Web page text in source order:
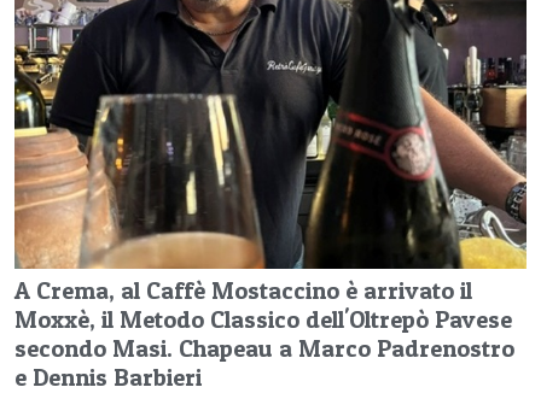
A Crema, al Caffè Mostaccino è arrivato il
Moxxè, il Metodo Classico dell'Oltrepò Pavese
secondo Masi. Chapeau a Marco Padrenostro
e Dennis Barbieri